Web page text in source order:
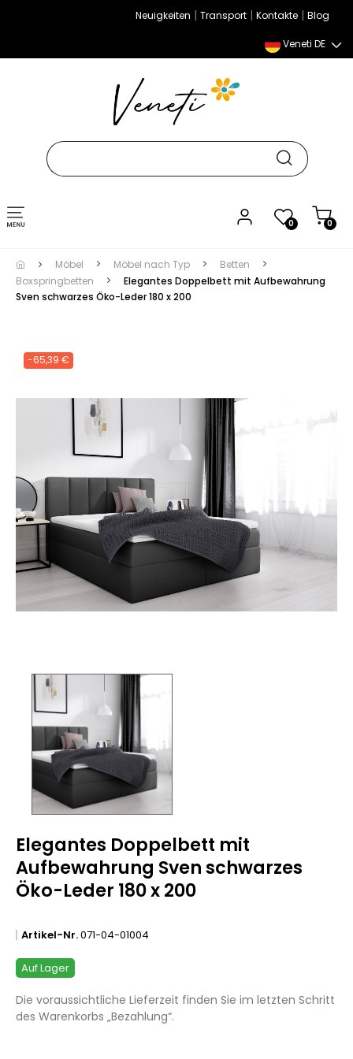
Neuigkeiten | Transport | Kontakte | Blog
Veneti DE
0 0
Umschalten
der
Navigation
Möbel Möbel nach Typ
Betten
Boxspringbetten
Elegantes Doppelbett mit Aufbewahrung
Sven schwarzes Öko-Leder 180 x 200
-65,39 €
Elegantes Doppelbett mit
Aufbewahrung Sven schwarzes
Öko-Leder 180 x 200
Artikel-Nr.071-04-01004
Auf Lager
Die voraussichtliche Lieferzeit finden Sie im letzten Schritt
des Warenkorbs „Bezahlung“.